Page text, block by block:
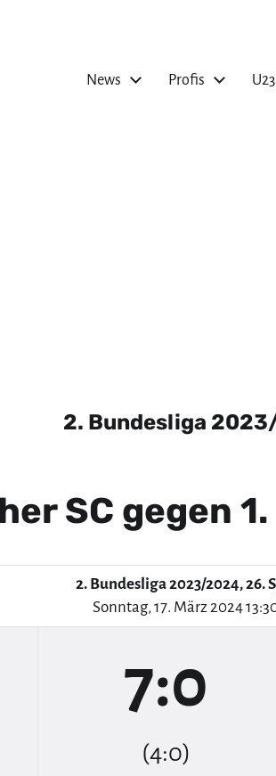
News Profis U23
2. Bundesliga
SC gegen
2. Bundesliga 2023/2024, 26.
Sonntag, 17. März 2024
7:0
(4:0)